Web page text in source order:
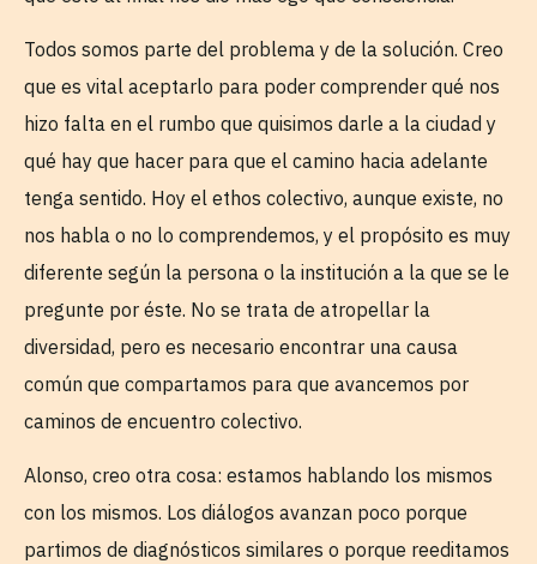
Todos somos parte del problema y de la solución. Creo
que es vital aceptarlo para poder comprender qué nos
hizo falta en el rumbo que quisimos darle a la ciudad y
qué hay que hacer para que el camino hacia adelante
tenga sentido. Hoy el ethos colectivo, aunque existe, no
nos habla o no lo comprendemos, y el propósito es muy
diferente según la persona o la institución a la que se le
pregunte por éste. No se trata de atropellar la
diversidad, pero es necesario encontrar una causa
común que compartamos para que avancemos por
caminos de encuentro colectivo.
Alonso, creo otra cosa: estamos hablando los mismos
con los mismos. Los diálogos avanzan poco porque
partimos de diagnósticos similares o porque reeditamos